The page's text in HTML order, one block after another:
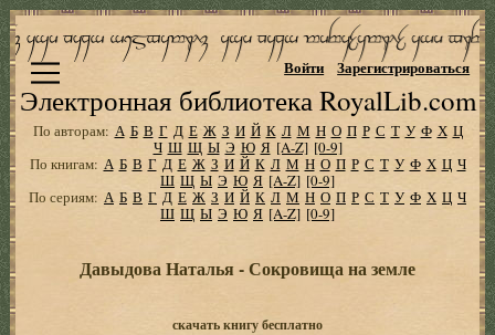
Электронная библиотека RoyalLib.com
Войти Зарегистрироваться
По авторам: А Б В Г Д Е Ж З И Й К Л М Н О П Р С Т У Ф Х Ц
Ч Ш Щ Ы Э Ю Я [A-Z] [0-9]
По книгам: А Б В Г Д Е Ж З И Й К Л М Н О П Р С Т У Ф Х Ц Ч
Ш Щ Ы Э Ю Я [A-Z] [0-9]
По сериям: А Б В Г Д Е Ж З И Й К Л М Н О П Р С Т У Ф Х Ц Ч
Ш Щ Ы Э Ю Я [A-Z] [0-9]
Давыдова Наталья - Сокровища на земле
скачать книгу бесплатно